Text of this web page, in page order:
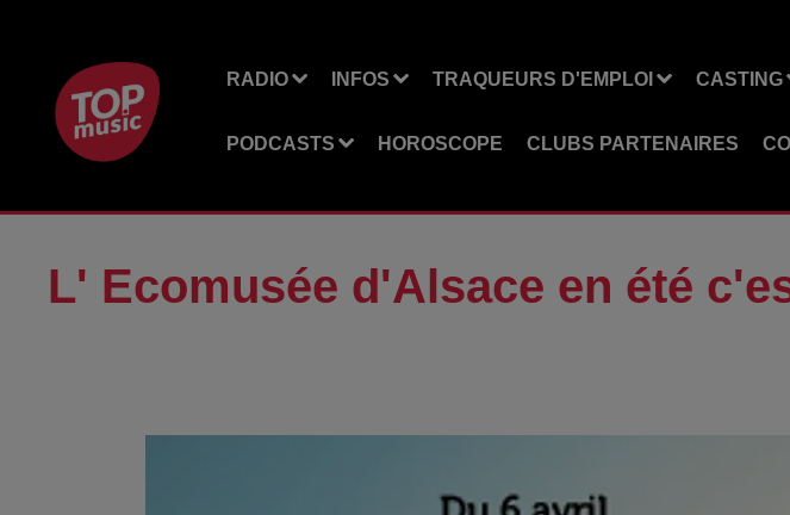
RADIO INFOS TRAQUEURS D'EMPLOI CASTING
PODCASTS HOROSCOPE CLUBS PARTENAIRES
L' Ecomusée d'Alsace en été